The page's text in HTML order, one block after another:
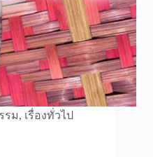
รม, เรื่องทั่วไป